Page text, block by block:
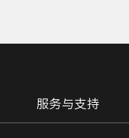
服务与支持